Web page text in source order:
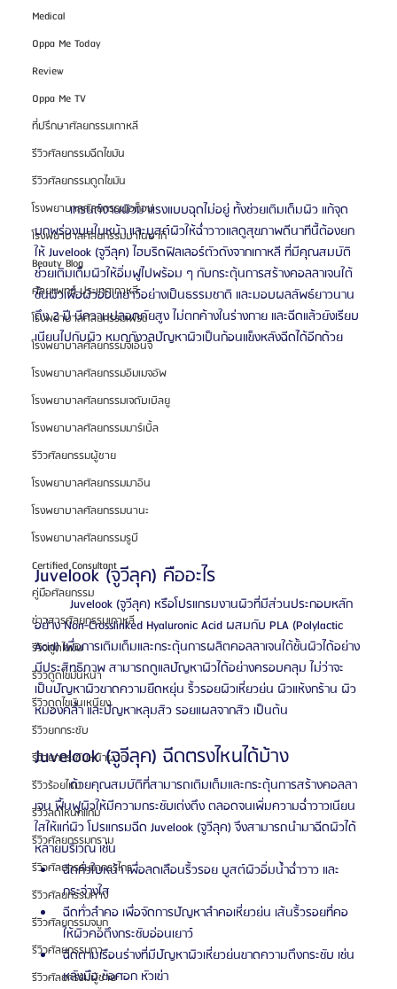
Medical
Oppa Me Today
Review
Oppa Me TV
ที่ปรึกษาศัลยกรรมเกาหลี
รีวิวศัลยกรรมฉีดไขมัน
รีวิวศัลยกรรมดูดไขมัน
โรงพยาบาลศัลยกรรมเอท็อป
โรงพยาบาลศัลยกรรมบาโนบากิ
Beauty Blog
ศัลยแพทย์ ประเทศเกาหลี
โรงพยาบาลศัลยกรรมเฟรช
โรงพยาบาลศัลยกรรมจีเอ็นจี
โรงพยาบาลศัลยกรรมอิมเมจอัพ
โรงพยาบาลศัลยกรรมเจดับเบิลยู
โรงพยาบาลศัลยกรรมมาร์เบิ้ล
รีวิวศัลยกรรมผู้ชาย
โรงพยาบาลศัลยกรรมมาอิน
โรงพยาบาลศัลยกรรมนานะ
โรงพยาบาลศัลยกรรมรูบี
Certified Consultant
คู่มือศัลยกรรม
ข่าวสารศัลยกรรมเกาหลี
รีวิวดูดไขมัน
รีวิวดูดไขมันหน้า
รีวิวดูดไขมันเหนียง
รีวิวยกกระชับ
รีวิวยกกระชับหน้าผาก
รีวิวร้อยไหม
รีวิวลดโหนกแก้ม
รีวิวศัลยกรรมกราม
รีวิวศัลยกรรมขากรรไกร
รีวิวศัลยกรรมคาง
รีวิวศัลยกรรมจมูก
รีวิวศัลยกรรมตา
รีวิวศัลยกรรมผู้ชาย
	เทรนด์งานผิวมาแรงแบบฉุดไม่อยู่ ทั้งช่วยเติมเต็มผิว แก้จุด
บกพร่องบนใบหน้า และบูสต์ผิวให้ฉ่ำวาวแลดูสุขภาพดีนาทีนี้ต้องยก
ให้ Juvelook (จูวีลุค) ไฮบริดฟิลเลอร์ตัวดังจากเกาหลี ที่มีคุณสมบัติ
ช่วยเติมเต็มผิวให้อิ่มฟูไปพร้อม ๆ กับกระตุ้นการสร้างคอลลาเจนใต้
ชั้นผิวเพื่อผิวอ่อนเยาว์อย่างเป็นธรรมชาติ และมอบผลลัพธ์ยาวนาน
ถึง 2 ปี มีความปลอดภัยสูง ไม่ตกค้างในร่างกาย และฉีดแล้วยังเรียบ
เนียนไปกับผิว หมดกังวลปัญหาผิวเป็นก้อนแข็งหลังฉีดได้อีกด้วย
Juvelook (จูวีลุค) คืออะไร
	Juvelook (จูวีลุค) หรือโปรแกรมงานผิวที่มีส่วนประกอบหลัก
อย่าง Non-Crosslinked Hyaluronic Acid ผสมกับ PLA (Polylactic
Acid) เพื่อการเติมเต็มและกระตุ้นการผลิตคอลลาเจนใต้ชั้นผิวได้อย่าง
มีประสิทธิภาพ สามารถดูแลปัญหาผิวได้อย่างครอบคลุม ไม่ว่าจะ
เป็นปัญหาผิวขาดความยืดหยุ่น ริ้วรอยผิวเหี่ยวย่น ผิวแห้งกร้าน ผิว
หมองคล้ำ และปัญหาหลุมสิว รอยแผลจากสิว เป็นต้น
Juvelook (จูวีลุค) ฉีดตรงไหนได้บ้าง
	ด้วยคุณสมบัติที่สามารถเติมเต็มและกระตุ้นการสร้างคอลลา
เจน ฟื้นฟูผิวให้มีความกระชับเต่งตึง ตลอดจนเพิ่มความฉ่ำวาวเนียน
ใสให้แก่ผิว โปรแกรมฉีด Juvelook (จูวีลุค) จึงสามารถนำมาฉีดผิวได้
หลายบริเวณ เช่น
ฉีดทั่วใบหน้า เพื่อลดเลือนริ้วรอย บูสต์ผิวอิ่มน้ำฉ่ำวาว และ
กระจ่างใส
ฉีดทั่วลำคอ เพื่อจัดการปัญหาลำคอเหี่ยวย่น เส้นริ้วรอยที่คอ
ให้ผิวคอตึงกระชับอ่อนเยาว์
ฉีดตามเรือนร่างที่มีปัญหาผิวเหี่ยวย่นขาดความตึงกระชับ เช่น
หลังมือ ข้อศอก หัวเข่า